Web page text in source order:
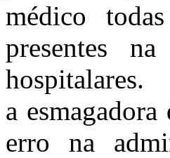
médico
presentes
a
erro na